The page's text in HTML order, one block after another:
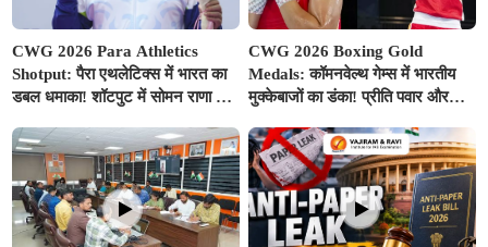
CWG 2026 Para Athletics
Shotput: पैरा एथलेटिक्स में भारत का
डबल धमाका! शॉटपुट में सोमन राणा ने
सिल्वर
CWG 2026 Boxing Gold
Medals: कॉमनवेल्थ गेम्स में भारतीय
मुक्केबाजों का डंका! प्रीति पवार और
पदक